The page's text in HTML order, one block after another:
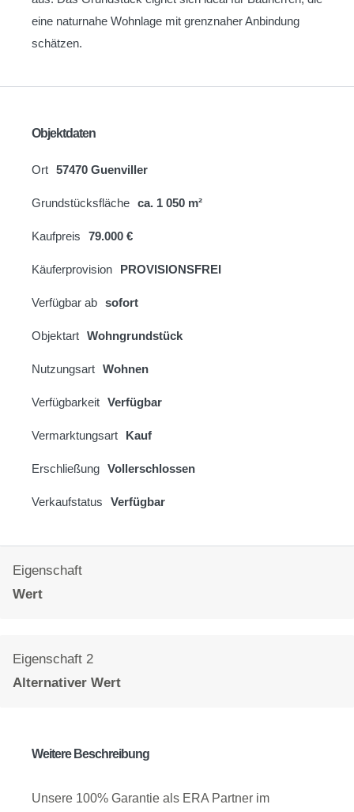
eine naturnahe Wohnlage mit grenznaher Anbindung
schätzen.
Objektdaten
Ort 57470 Guenviller
Grundstücksfläche ca. 1 050 m²
Kaufpreis 79.000 €
Käuferprovision PROVISIONSFREI
Verfügbar ab sofort
Objektart Wohngrundstück
Nutzungsart Wohnen
Verfügbarkeit Verfügbar
Vermarktungsart Kauf
Erschließung Vollerschlossen
Verkaufstatus Verfügbar
Eigenschaft
Wert
Eigenschaft 2
Alternativer Wert
Weitere Beschreibung
Unsere 100% Garantie als ERA Partner im